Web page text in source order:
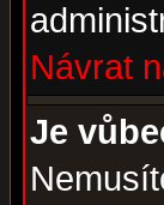
Návrat
Je